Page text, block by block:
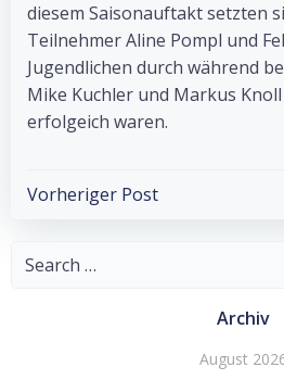
diesem Saisonauftakt setzten
Teilnehmer Aline Pompl und
Jugendlichen durch während
Mike Kuchler und Markus
erfolgeich waren.
Post
navigation
Vorheriger Post
Search
Archiv
August